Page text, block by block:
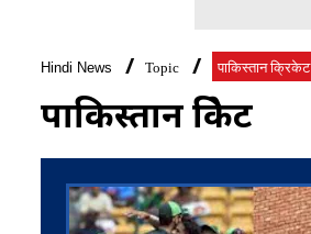
Hindi News Topic पाकिस्तान क्रिकेट
पाकिस्तान क्रिकेट